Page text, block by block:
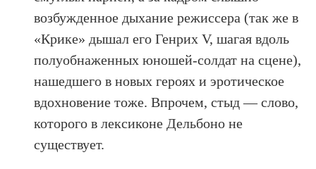
возбужденное дыхание режиссера (так же в
«Крике» дышал его Генрих V, шагая вдоль
полуобнаженных юношей-солдат на сцене),
нашедшего в новых героях и эротическое
вдохновение тоже. Впрочем, стыд — слово,
которого в лексиконе Дельбоно не
существует.